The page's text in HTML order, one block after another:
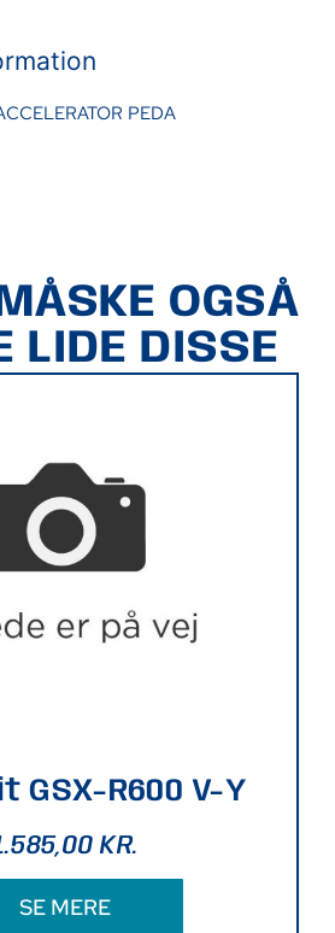
PEDA
OGSÅ
LIDE DISSE
GSX-R600 V-Y
KR.
SE MERE